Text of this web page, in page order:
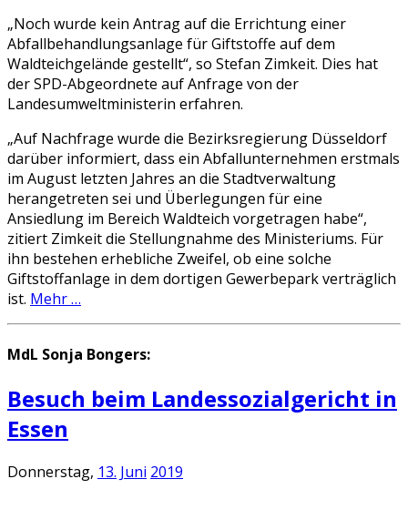
„Noch wurde kein Antrag auf die Errichtung einer
Abfallbehandlungsanlage für Giftstoffe auf dem
Waldteichgelände gestellt“, so Stefan Zimkeit. Dies hat
der SPD-Abgeordnete auf Anfrage von der
Landesumweltministerin erfahren.
„Auf Nachfrage wurde die Bezirksregierung Düsseldorf
darüber informiert, dass ein Abfallunternehmen erstmals
im August letzten Jahres an die Stadtverwaltung
herangetreten sei und Überlegungen für eine
Ansiedlung im Bereich Waldteich vorgetragen habe“,
zitiert Zimkeit die Stellungnahme des Ministeriums. Für
ihn bestehen erhebliche Zweifel, ob eine solche
Giftstoffanlage in dem dortigen Gewerbepark verträglich
ist. Mehr …
MdL Sonja Bongers:
Besuch beim Landessozialgericht in
Essen
Donnerstag, 13. Juni 2019